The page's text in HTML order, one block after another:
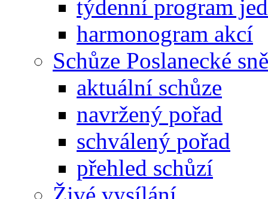
týdenní program
harmonogram akcí
Schůze Poslanecké
aktuální schůze
navržený pořad
schválený pořad
přehled schůzí